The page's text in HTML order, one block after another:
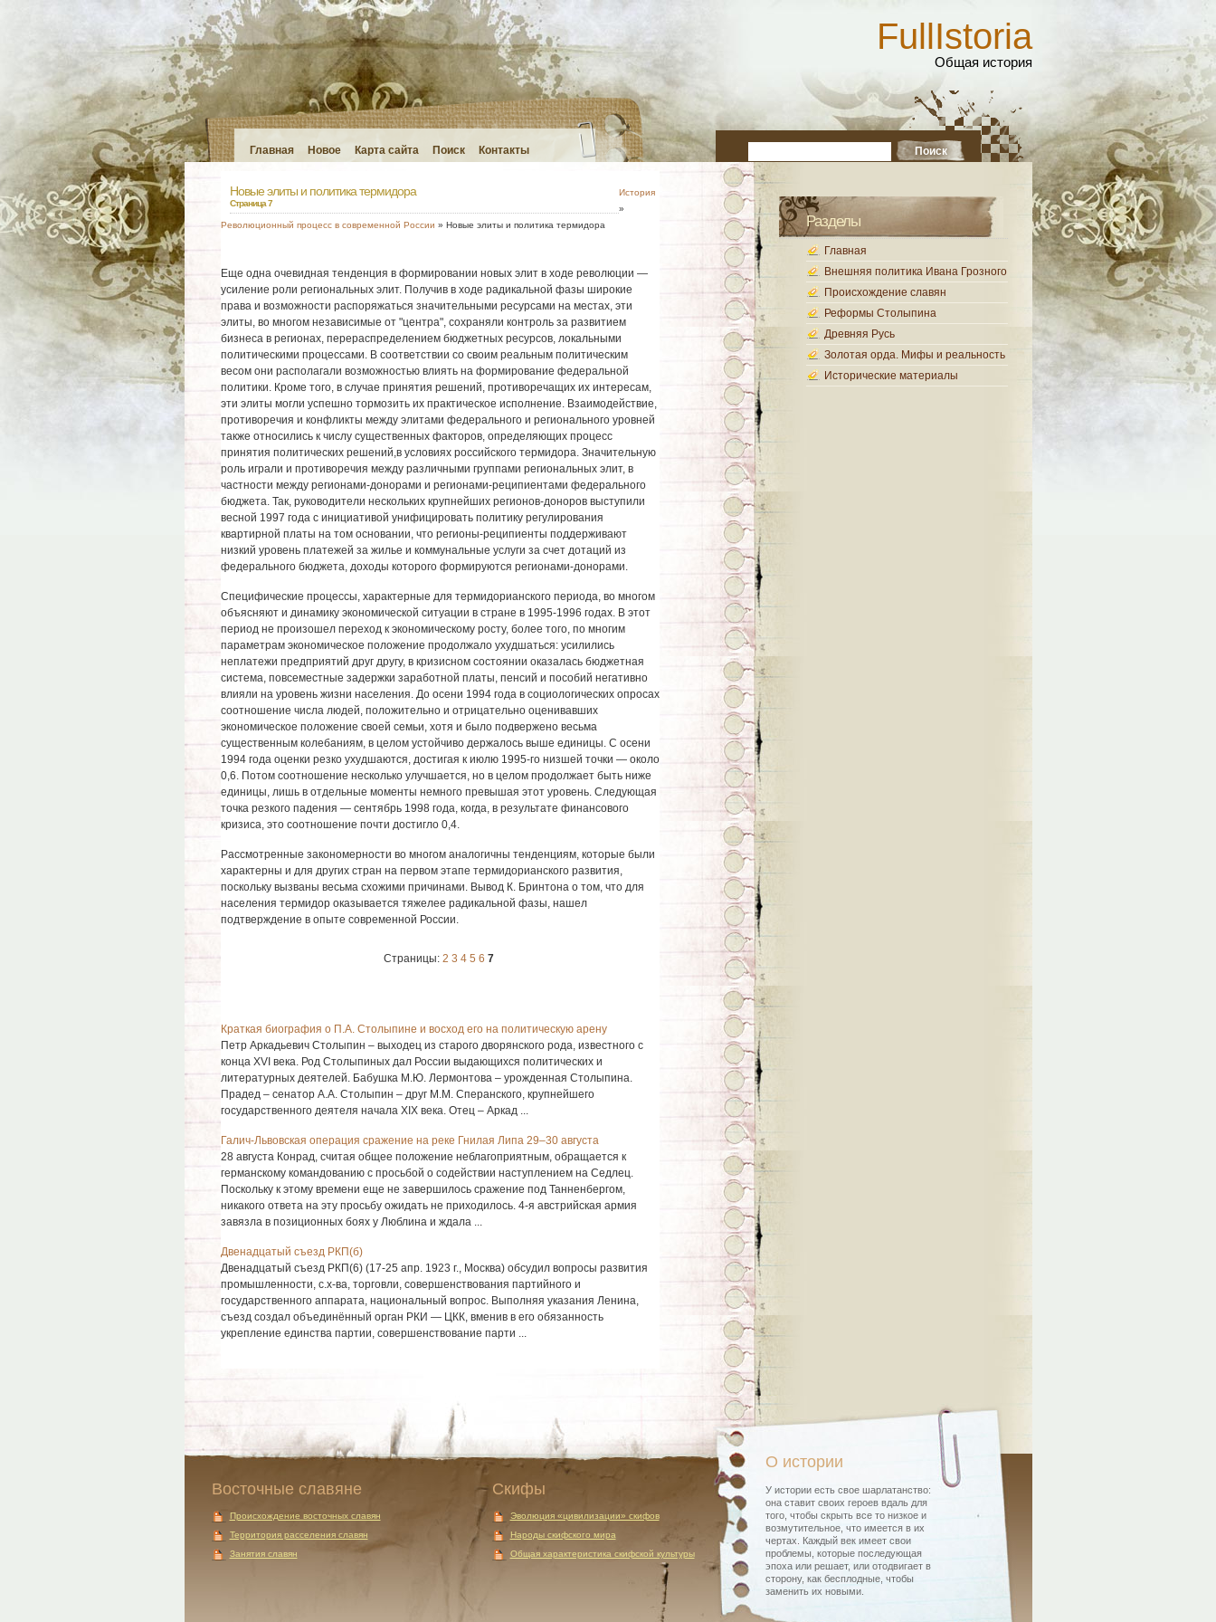
FullIstoria
Общая история
Главная Новое Карта сайта Поиск Контакты
Новые элиты и политика термидора
Страница 7
История
»
Революционный процесс в современной России » Новые элиты и политика термидора
Еще одна очевидная тенденция в формировании новых элит в ходе революции —
усиление роли региональных элит. Получив в ходе радикальной фазы широкие
права и возможности распоряжаться значительными ресурсами на местах, эти
элиты, во многом независимые от "центра", сохраняли контроль за развитием
бизнеса в регионах, перераспределением бюджетных ресурсов, локальными
политическими процессами. В соответствии со своим реальным политическим
весом они располагали возможностью влиять на формирование федеральной
политики. Кроме того, в случае принятия решений, противоречащих их интересам,
эти элиты могли успешно тормозить их практическое исполнение. Взаимодействие,
противоречия и конфликты между элитами федерального и регионального уровней
также относились к числу существенных факторов, определяющих процесс
принятия политических решений,в условиях российского термидора. Значительную
роль играли и противоречия между различными группами региональных элит, в
частности между регионами-донорами и регионами-реципиентами федерального
бюджета. Так, руководители нескольких крупнейших регионов-доноров выступили
весной 1997 года с инициативой унифицировать политику регулирования
квартирной платы на том основании, что регионы-реципиенты поддерживают
низкий уровень платежей за жилье и коммунальные услуги за счет дотаций из
федерального бюджета, доходы которого формируются регионами-донорами.
Специфические процессы, характерные для термидорианского периода, во многом
объясняют и динамику экономической ситуации в стране в 1995-1996 годах. В этот
период не произошел переход к экономическому росту, более того, по многим
параметрам экономическое положение продолжало ухудшаться: усилились
неплатежи предприятий друг другу, в кризисном состоянии оказалась бюджетная
система, повсеместные задержки заработной платы, пенсий и пособий негативно
влияли на уровень жизни населения. До осени 1994 года в социологических опросах
соотношение числа людей, положительно и отрицательно оценивавших
экономическое положение своей семьи, хотя и было подвержено весьма
существенным колебаниям, в целом устойчиво держалось выше единицы. С осени
1994 года оценки резко ухудшаются, достигая к июлю 1995-го низшей точки — около
0,6. Потом соотношение несколько улучшается, но в целом продолжает быть ниже
единицы, лишь в отдельные моменты немного превышая этот уровень. Следующая
точка резкого падения — сентябрь 1998 года, когда, в результате финансового
кризиса, это соотношение почти достигло 0,4.
Рассмотренные закономерности во многом аналогичны тенденциям, которые были
характерны и для других стран на первом этапе термидорианского развития,
поскольку вызваны весьма схожими причинами. Вывод К. Бринтона о том, что для
населения термидор оказывается тяжелее радикальной фазы, нашел
подтверждение в опыте современной России.
Страницы: 2 3 4 5 6 7
Краткая биография о П.А. Столыпине и восход его на политическую арену
Петр Аркадьевич Столыпин – выходец из старого дворянского рода, известного с
конца XVI века. Род Столыпиных дал России выдающихся политических и
литературных деятелей. Бабушка М.Ю. Лермонтова – урожденная Столыпина.
Прадед – сенатор А.А. Столыпин – друг М.М. Сперанского, крупнейшего
государственного деятеля начала XIX века. Отец – Аркад ...
Галич-Львовская операция сражение на реке Гнилая Липа 29–30 августа
28 августа Конрад, считая общее положение неблагоприятным, обращается к
германскому командованию с просьбой о содействии наступлением на Седлец.
Поскольку к этому времени еще не завершилось сражение под Танненбергом,
никакого ответа на эту просьбу ожидать не приходилось. 4-я австрийская армия
завязла в позиционных боях у Люблина и ждала ...
Двенадцатый съезд РКП(б)
Двенадцатый съезд РКП(6) (17-25 апр. 1923 г., Москва) обсудил вопросы развития
промышленности, с.х-ва, торговли, совершенствования партийного и
государственного аппарата, национальный вопрос. Выполняя указания Ленина,
съезд создал объединённый орган РКИ — ЦКК, вменив в его обязанность
укрепление единства партии, совершенствование парти ...
Разделы
Главная
Внешняя политика Ивана Грозного
Происхождение славян
Реформы Столыпина
Древняя Русь
Золотая орда. Мифы и реальность
Исторические материалы
Восточные славяне
Происхождение восточных славян
Территория расселения славян
Занятия славян
Скифы
Эволюция «цивилизации» скифов
Народы скифского мира
Общая характеристика скифской культуры
О истории
У истории есть свое шарлатанство:
она ставит своих героев вдаль для
того, чтобы скрыть все то низкое и
возмутительное, что имеется в их
чертах. Каждый век имеет свои
проблемы, которые последующая
эпоха или решает, или отодвигает в
сторону, как бесплодные, чтобы
заменить их новыми.